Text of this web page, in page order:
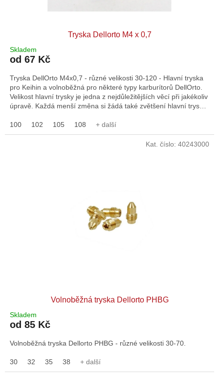
Tryska Dellorto M4 x 0,7
Skladem
od 67 Kč
Tryska DellOrto M4x0,7 - různé velikosti 30-120 - Hlavní tryska
pro Keihin a volnoběžná pro některé typy karburítorů DellOrto.
Velikost hlavní trysky je jedna z nejdůležitějších věcí při jakékoliv
úpravě. Každá menší změna si žádá také zvětšení hlavní trysky
malou tryskou bude směs příliš chudá a motor se bude
přehřívat, což může mít katastrofální následky. Originál DellOrto
100 102 105 108 + další
Volnoběžná tryska Dellorto PHBG
Skladem
od 85 Kč
Volnoběžná tryska Dellorto PHBG - různé velikosti 30-70.
30 32 35 38 + další
Kat. číslo: 40243000